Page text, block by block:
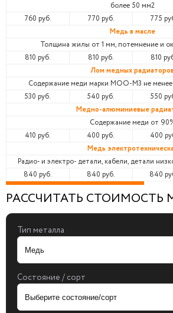
более 50 мм2
760 руб.
770 руб. 775
Медь в масле
Толщина жилы от 1 мм, потемнение и
810 руб.
810 руб. 810
Лом медных радиаторов
Содержание меди марки МОО-М3 не менее
530 руб.
540 руб. 550
Медно-алюминиевые
Содержание меди от
410 руб.
400 руб. 400
Медь
Радио- и электро- детали, кабели, детали
840 руб.
840 руб. 840
РАССЧИТАТЬ СТОИМОСТЬ
Тип металла
Состояние / сорт